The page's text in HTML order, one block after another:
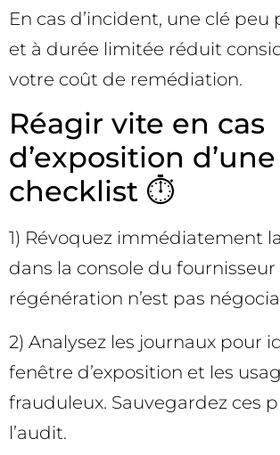
En cas d’incident, une clé peu
et à durée limitée réduit
votre coût de remédiation.
Réagir vite en cas
d’exposition
checklist ⏱️
1) Révoquez immédiatement
dans la console du fournisseur
régénération n’est pas
2) Analysez les journaux pour
fenêtre d’exposition et les
frauduleux. Sauvegardez ces
l’audit.